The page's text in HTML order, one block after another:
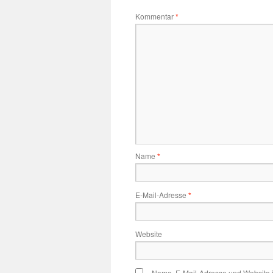
Kommentar*
Name *
E-Mail-Adresse *
Website